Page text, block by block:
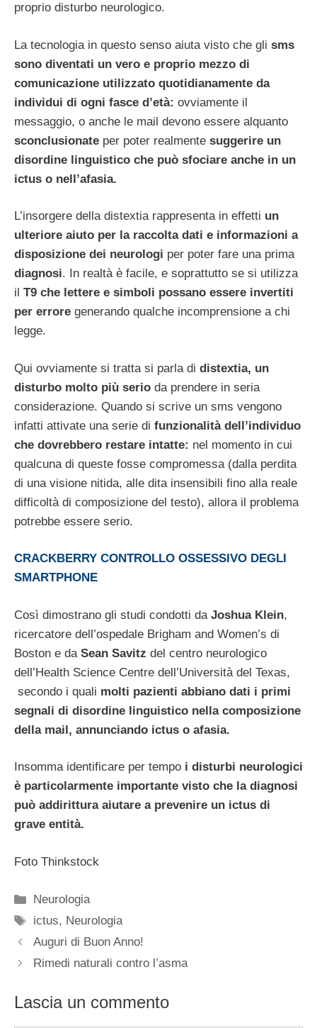
proprio disturbo neurologico.
La tecnologia in questo senso aiuta visto che gli sms
sono diventati un vero e proprio mezzo di
comunicazione utilizzato quotidianamente da
individui di ogni fasce d’età: ovviamente il
messaggio, o anche le mail devono essere alquanto
sconclusionate per poter realmente suggerire un
disordine linguistico che può sfociare anche in un
ictus o nell’afasia.
L’insorgere della distextia rappresenta in effetti un
ulteriore aiuto per la raccolta dati e informazioni a
disposizione dei neurologi per poter fare una prima
diagnosi. In realtà è facile, e soprattutto se si utilizza
il T9 che lettere e simboli possano essere invertiti
per errore generando qualche incomprensione a chi
legge.
Qui ovviamente si tratta si parla di distextia, un
disturbo molto più serio da prendere in seria
considerazione. Quando si scrive un sms vengono
infatti attivate una serie di funzionalità dell’individuo
che dovrebbero restare intatte: nel momento in cui
qualcuna di queste fosse compromessa (dalla perdita
di una visione nitida, alle dita insensibili fino alla reale
difficoltà di composizione del testo), allora il problema
potrebbe essere serio.
CRACKBERRY CONTROLLO OSSESSIVO DEGLI
SMARTPHONE
Così dimostrano gli studi condotti da Joshua Klein,
ricercatore dell’ospedale Brigham and Women’s di
Boston e da Sean Savitz del centro neurologico
dell’Health Science Centre dell’Università del Texas,
secondo i quali molti pazienti abbiano dati i primi
segnali di disordine linguistico nella composizione
della mail, annunciando ictus o afasia.
Insomma identificare per tempo i disturbi neurologici
è particolarmente importante visto che la diagnosi
può addirittura aiutare a prevenire un ictus di
grave entità.
Foto Thinkstock
Categorie
Neurologia
Tag
ictus, Neurologia
Auguri di Buon Anno!
Rimedi naturali contro l’asma
Lascia un commento